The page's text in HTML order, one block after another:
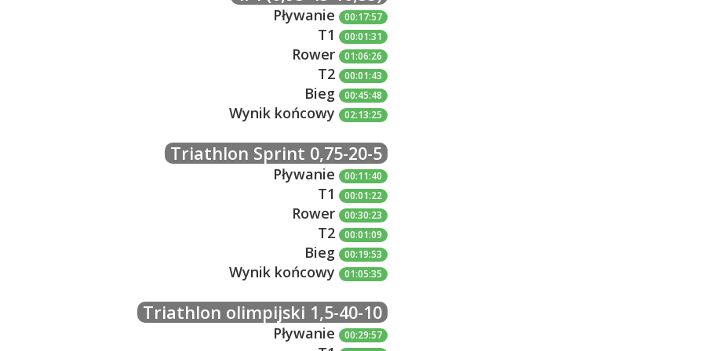
Pływanie 00:17:57
T1 00:01:31
Rower 01:06:26
T2 00:01:43
Bieg 00:45:48
Wynik końcowy 02:13:25
Triathlon Sprint 0,75-20-5
Pływanie 00:11:40
T1 00:01:22
Rower 00:30:23
T2 00:01:09
Bieg 00:19:53
Wynik końcowy 01:05:35
Triathlon olimpijski 1,5-40-10
Pływanie 00:29:57